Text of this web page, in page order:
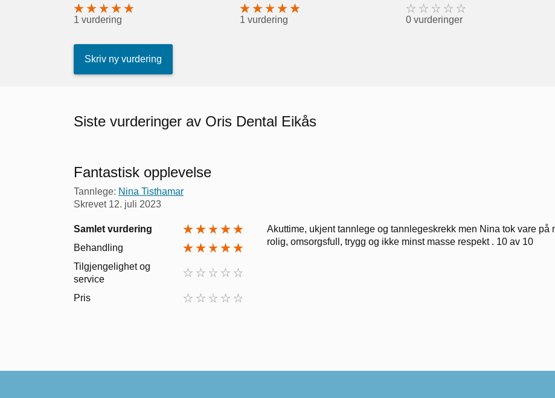
1 vurdering 1 vurdering 0 vurderinger
Skriv ny vurdering
Siste vurderinger av Oris Dental Eikås
Fantastisk opplevelse
Tannlege: Nina Tisthamar
Skrevet 12. juli 2023
Samlet vurdering
Behandling
Tilgjengelighet og
service
Pris
Akuttime, ukjent tannlege og tannlegeskrekk men Nina tok vare på
rolig, omsorgsfull, trygg og ikke minst masse respekt . 10 av 10